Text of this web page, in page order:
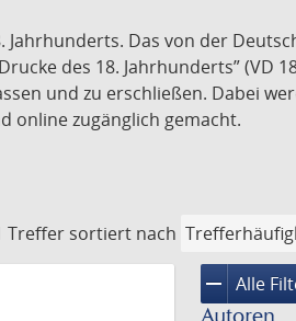
Das von der
des 18. Jahrhunderts” (VD
und zu erschließen. Dabei
online zugänglich gemacht.
Treffer sortiert nach
remove Alle